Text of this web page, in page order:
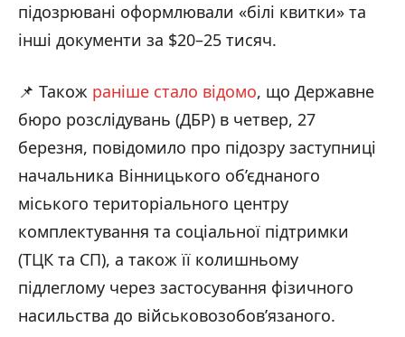
підозрювані оформлювали «білі квитки» та
інші документи за $20–25 тисяч.
📌 Також раніше стало відомо, що Державне
бюро розслідувань (ДБР) в четвер, 27
березня, повідомило про підозру заступниці
начальника Вінницького об’єднаного
міського територіального центру
комплектування та соціальної підтримки
(ТЦК та СП), а також її колишньому
підлеглому через застосування фізичного
насильства до військовозобов’язаного.